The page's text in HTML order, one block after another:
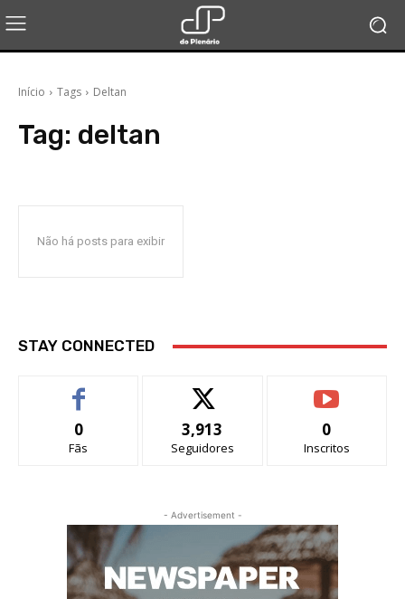
Início Tags Deltan
Tag: deltan
Não há posts para exibir
STAY CONNECTED
0
Fãs
3,913
Seguidores
0
Inscritos
- Advertisement -